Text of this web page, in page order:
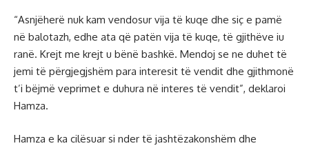
“Asnjëherë nuk kam vendosur vija të kuqe dhe siç e pamë
në balotazh, edhe ata që patën vija të kuqe, të gjithëve iu
ranë. Krejt me krejt u bënë bashkë. Mendoj se ne duhet të
jemi të përgjegjshëm para interesit të vendit dhe gjithmonë
t’i bëjmë veprimet e duhura në interes të vendit”, deklaroi
Hamza.
Hamza e ka cilësuar si nder të jashtëzakonshëm dhe